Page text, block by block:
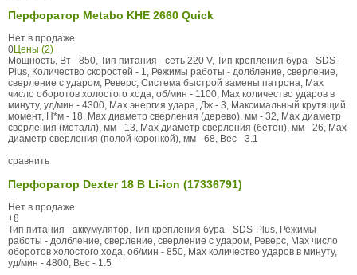
Перфоратор Metabo KHE 2660 Quick
Нет в продаже
0Цены (2)
Мощность, Вт - 850, Тип питания - сеть 220 V, Тип крепления бура - SDS-
Plus, Количество скоростей - 1, Режимы работы - долбление, сверление,
сверление с ударом, Реверс, Система быстрой замены патрона, Max
число оборотов холостого хода, об/мин - 1100, Max количество ударов в
минуту, уд/мин - 4300, Max энергия удара, Дж - 3, Максимальный крутящий
момент, Н*м - 18, Max диаметр сверления (дерево), мм - 32, Max диаметр
сверления (металл), мм - 13, Max диаметр сверления (бетон), мм - 26, Max
диаметр сверления (полой коронкой), мм - 68, Вес - 3.1
сравнить
Перфоратор Dexter 18 В Li-ion (17336791)
Нет в продаже
+8
Тип питания - аккумулятор, Тип крепления бура - SDS-Plus, Режимы
работы - долбление, сверление, сверление с ударом, Реверс, Max число
оборотов холостого хода, об/мин - 850, Max количество ударов в минуту,
уд/мин - 4800, Вес - 1.5